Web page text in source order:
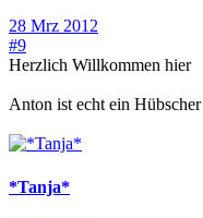
28 Mrz 2012
#9
Herzlich Willkommen hier
Anton ist echt ein Hübscher
*Tanja*